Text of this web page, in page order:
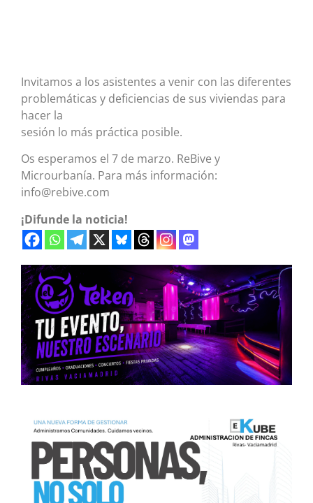
Invitamos a los asistentes a venir con las diferentes
problemáticas y deficiencias de sus viviendas para
hacer la
sesión lo más práctica posible.
Os esperamos el 7 de marzo. ReBive y
Microurbanía. Para más información:
info@rebive.com
¡Difunde la noticia!